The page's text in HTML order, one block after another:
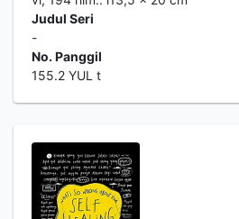
Judul Seri
-
No. Panggil
155.2 YUL t